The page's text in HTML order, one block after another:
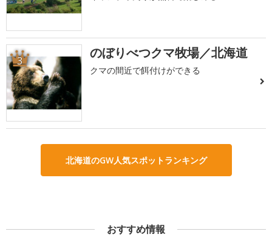
3 のぼりべつクマ牧場／北海道
クマの間近で餌付けができる
北海道のGW人気スポットランキング
おすすめ情報